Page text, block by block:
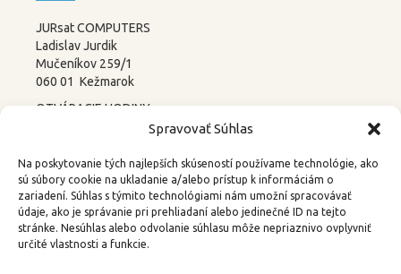
Spravovať Súhlas
Na poskytovanie tých najlepších skúseností používame technológie, ako
sú súbory cookie na ukladanie a/alebo prístup k informáciám o
zariadení. Súhlas s týmito technológiami nám umožní spracovávať
údaje, ako je správanie pri prehliadaní alebo jedinečné ID na tejto
stránke. Nesúhlas alebo odvolanie súhlasu môže nepriaznivo ovplyvniť
určité vlastnosti a funkcie.
JURsat COMPUTERS
Ladislav Jurdik
Mučeníkov 259/1
060 01 Kežmarok
OTVÁRACIE HODINY:
PONDELOK – PIATOK
SOBOTA – NEDEĽA
ZATVORENÉ
tel.: 052 4522367, 0905 219488
email:3d@kkweb.sk